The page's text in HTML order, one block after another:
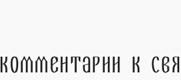
Комментарии к